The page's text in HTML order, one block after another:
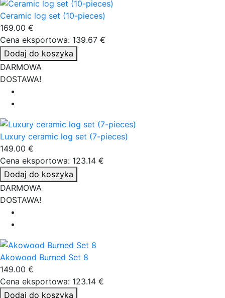
Ceramic log set (10-pieces)
169.00 €
Cena eksportowa: 139.67 €
Dodaj do koszyka
DARMOWA
DOSTAWA!
Luxury ceramic log set (7-pieces)
149.00 €
Cena eksportowa: 123.14 €
Dodaj do koszyka
DARMOWA
DOSTAWA!
Akowood Burned Set 8
149.00 €
Cena eksportowa: 123.14 €
Dodaj do koszyka